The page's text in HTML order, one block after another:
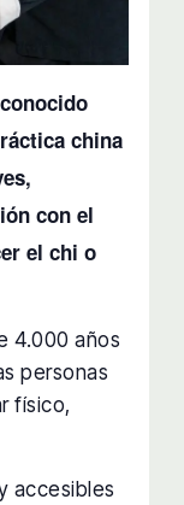
china
con el
el chi o
4.000 años
personas
físico,
accesibles